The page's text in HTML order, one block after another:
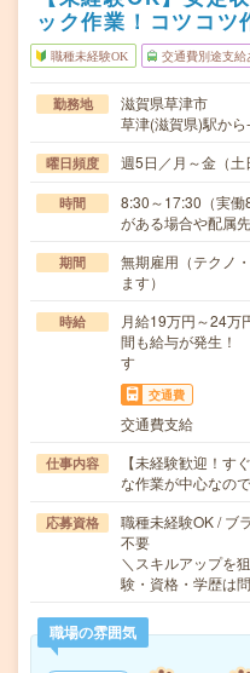
ック作業！コツコツ
職種未経験OK 交通費別途支給
勤務地
滋賀県草津市
草津(滋賀県)駅か
曜日頻度 週5日／月～金（土
時間
8:30～17:30（実
がある場合や配属
期間
無期雇用（テクノ
ます）
時給
月給19万円～24
間も給与が発生！
す
交通費
交通費支給
仕事内容
【未経験歓迎！す
な作業が中心なの
応募資格
職種未経験OK / ブ
不要
＼スキルアップを
験・資格・学歴は
職場の雰囲気